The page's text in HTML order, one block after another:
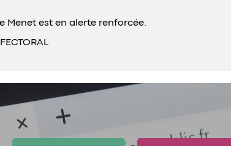
Menet est en alerte renforcée.